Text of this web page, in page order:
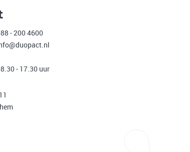
- 200 4600
- 17.30 uur